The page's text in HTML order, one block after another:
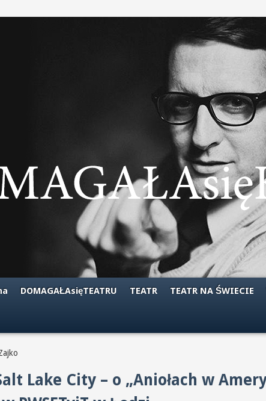
DOMAGAŁAsięTEATRU TEATR TEATR NA ŚWIECIE
Lake City – o „Aniołach w